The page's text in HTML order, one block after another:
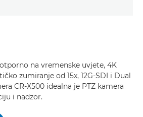
na vremenske uvjete, 4K
zumiranje od 15x, 12G-SDI i Dual
CR-X500 idealna je PTZ kamera
i nadzor.